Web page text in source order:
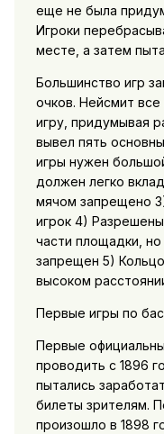
еще не была
Игроки
месте, а затем
Большинство игр
очков. Нейсмит
игру, придумывая
вывел пять
игры нужен
должен легко
мячом запрещено
игрок 4)
части площадки, но
запрещен 5)
высоком
Первые игры по
Первые
проводить с 1896
пытались
билеты зрителям.
произошло в 1898